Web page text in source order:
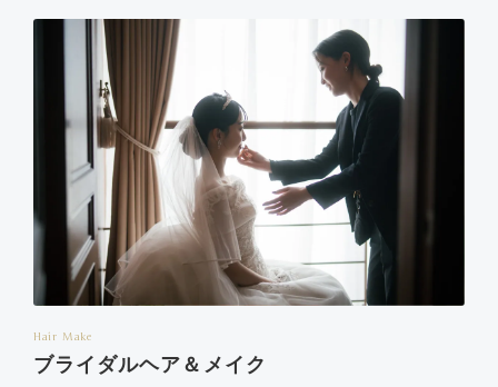
Hair Make
ブライダルヘア＆メイク